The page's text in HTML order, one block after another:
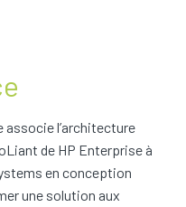
associe l’architecture
de HP Enterprise à
en conception
une solution aux